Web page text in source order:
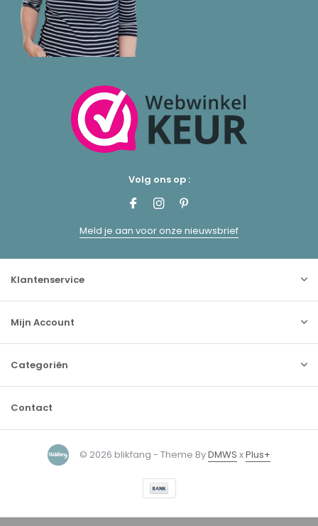
Volg ons op :
Meld je aan voor onze nieuwsbrief
Klantenservice
Mijn Account
Categoriën
Contact
© 2026 blikfang - Theme ByDMWS xPlus+